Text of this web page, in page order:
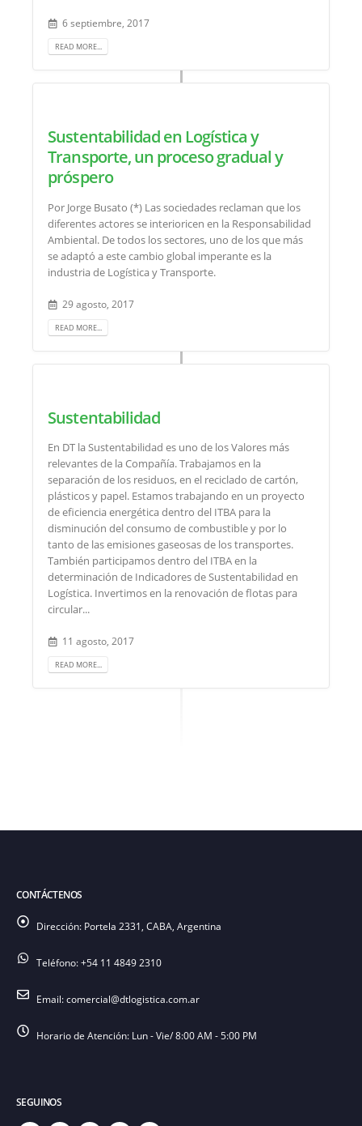
6 septiembre, 2017
READ MORE...
Sustentabilidad en Logística y
Transporte, un proceso gradual y
próspero
Por Jorge Busato (*) Las sociedades reclaman que los
diferentes actores se interioricen en la Responsabilidad
Ambiental. De todos los sectores, uno de los que más
se adaptó a este cambio global imperante es la
industria de Logística y Transporte.
29 agosto, 2017
READ MORE...
Sustentabilidad
En DT la Sustentabilidad es uno de los Valores más
relevantes de la Compañía. Trabajamos en la
separación de los residuos, en el reciclado de cartón,
plásticos y papel. Estamos trabajando en un proyecto
de eficiencia energética dentro del ITBA para la
disminución del consumo de combustible y por lo
tanto de las emisiones gaseosas de los transportes.
También participamos dentro del ITBA en la
determinación de Indicadores de Sustentabilidad en
Logística. Invertimos en la renovación de flotas para
circular...
11 agosto, 2017
READ MORE...
CONTÁCTENOS
Dirección: Portela 2331, CABA, Argentina
Teléfono:+54 11 4849 2310
Email:comercial@dtlogistica.com.ar
Horario de Atención: Lun - Vie/ 8:00 AM - 5:00 PM
SEGUINOS